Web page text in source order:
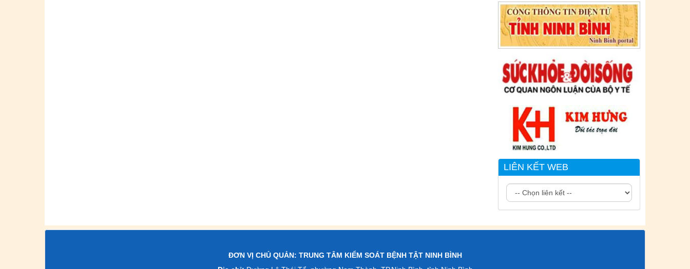
Tên:(CẬP NHẬT DANH SÁCH CÁC
ĐỊA ĐIỂM NGUY CƠ CẦN KHAI BÁO
Y TẾ THEO THÔNG BÁO KHẨN CỦA
BỘ Y TẾ)
Ngày ban hành: (02/07/2021) -Ngày hiệu
lực: (02/07/2021)
LIÊN KẾT WEB
ĐƠN VỊ CHỦ QUẢN: TRUNG TÂM KIỂM SOÁT BỆNH TẬT NINH BÌNH